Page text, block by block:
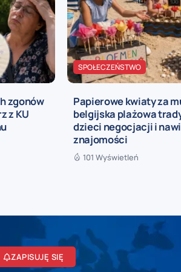
zgonów
z KU
SPOŁECZEŃSTWO
Papierowe kwiaty za
belgijska plażowa
dzieci negocjacji i
znajomości
101 Wyświetleń
ZAPISUJĘ SIĘ